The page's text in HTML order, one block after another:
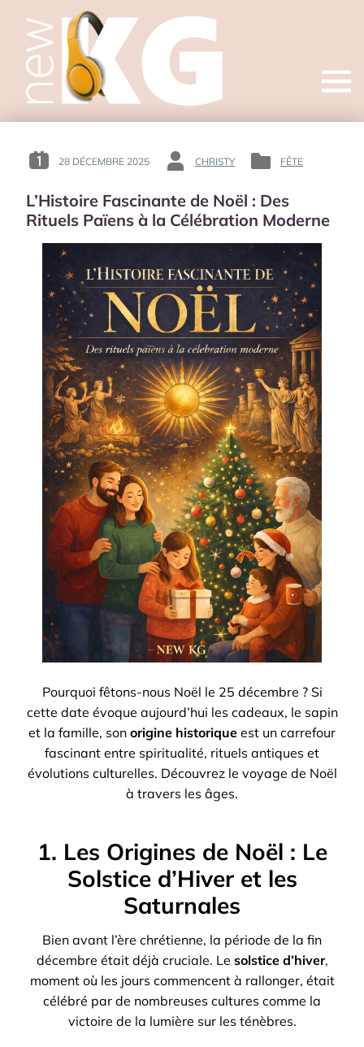
Open
POSTED
:
28 DÉCEMBRE 2025
BY
CHRISTY
POSTED
FÊTE
L’Histoire Fascinante de Noël : Des
Rituels Païens à la Célébration Moderne
Pourquoi fêtons-nous Noël le 25 décembre ? Si
cette date évoque aujourd’hui les cadeaux, le sapin
et la famille, son origine historique est un carrefour
fascinant entre spiritualité, rituels antiques et
évolutions culturelles. Découvrez le voyage de Noël
à travers les âges.
1. Les Origines de Noël : Le
Solstice d’Hiver et les
Saturnales
Bien avant l’ère chrétienne, la période de la fin
décembre était déjà cruciale. Le solstice d’hiver,
moment où les jours commencent à rallonger, était
célébré par de nombreuses cultures comme la
victoire de la lumière sur les ténèbres.